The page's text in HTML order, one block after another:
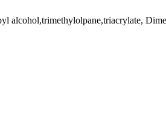
alcohol,trimethylolpane,triacrylate,